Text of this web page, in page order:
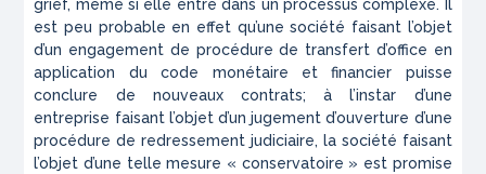
grief, même si elle entre dans un processus complexe. Il
est peu probable en effet qu’une société faisant l’objet
d’un engagement de procédure de transfert d’office en
application du code monétaire et financier puisse
conclure de nouveaux contrats; à l’instar d’une
entreprise faisant l’objet d’un jugement d’ouverture d’une
procédure de redressement judiciaire, la société faisant
l’objet d’une telle mesure « conservatoire » est promise